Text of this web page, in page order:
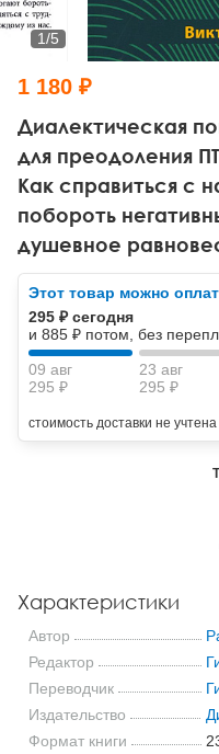
Тревожные
Психодрама
Другие направления
Классический,
НЛП
Психология труда и
Социальная психология
Социальная и
Классический и
Диалектическая
для преодоления
Как справиться с
побороть
душевное
1/5
1 180 ₽
Этот товар можно
295 ₽ сегодня
и 885 ₽ потом, без
09 авг
295 ₽
23 авг
295 ₽
стоимость доставки не учтена
Характеристики
Автор
Редактор
Переводчик
Издательство
Формат книги